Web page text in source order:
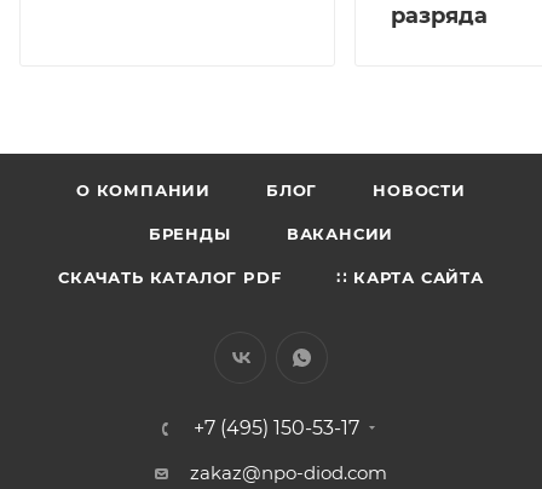
разряда
О КОМПАНИИ БЛОГ НОВОСТИ
БРЕНДЫ ВАКАНСИИ
СКАЧАТЬ КАТАЛОГ PDF ∷ КАРТА САЙТА
+7 (495) 150-53-17
zakaz@npo-diod.com